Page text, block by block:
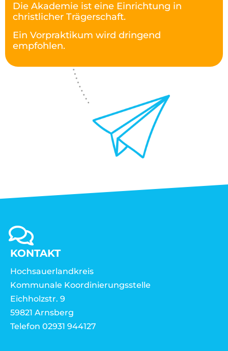
Die Akademie ist eine Einrichtung in
christlicher Trägerschaft.
Ein Vorpraktikum wird dringend
empfohlen.
KONTAKT
Hochsauerlandkreis
Kommunale Koordinierungsstelle
Eichholzstr. 9
59821 Arnsberg
Telefon 02931 944127